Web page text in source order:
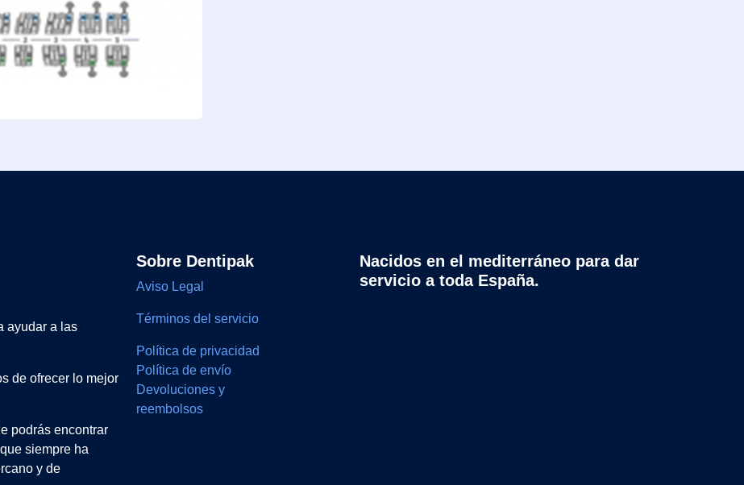
Sobre Dentipak
Aviso Legal
Términos del servicio
Política de privacidad
Política de envío
Devoluciones y
reembolsos
Nacidos en el mediterráneo para dar
servicio a toda España.
ayudar a las
de ofrecer lo mejor
podrás encontrar
siempre ha
y de